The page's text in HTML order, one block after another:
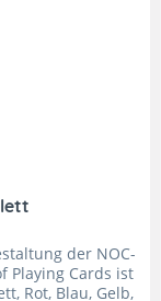
der NOC-
Playing Cards ist
Rot, Blau, Gelb,